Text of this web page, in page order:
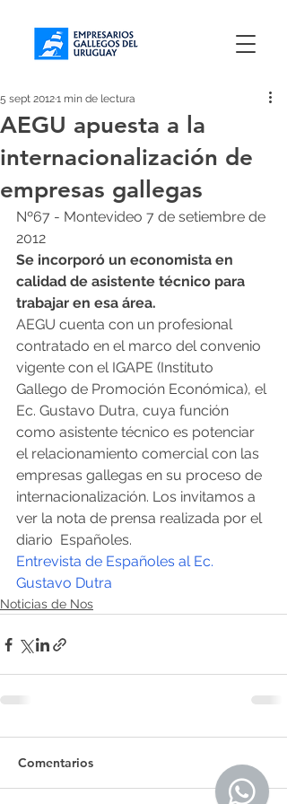
AEGU apuesta a la
internacionalización de
empresas gallegas
5 sept 20121 min de lectura
Nº67 - Montevideo 7 de setiembre de
2012
Se incorporó un economista en
calidad de asistente técnico para
trabajar en esa área.
AEGU cuenta con un profesional
contratado en el marco del convenio
vigente con el IGAPE (Instituto
Gallego de Promoción Económica), el
Ec. Gustavo Dutra, cuya función
como asistente técnico es potenciar
el relacionamiento comercial con las
empresas gallegas en su proceso de
internacionalización. Los invitamos a
ver la nota de prensa realizada por el
diario  Españoles.
Entrevista de Españoles al Ec.
Gustavo Dutra
Noticias de Nos
Comentarios